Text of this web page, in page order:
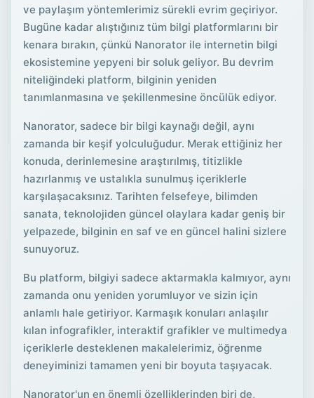
ve paylaşım yöntemlerimiz sürekli evrim geçiriyor.
Bugüne kadar alıştığınız tüm bilgi platformlarını bir
kenara bırakın, çünkü Nanorator ile internetin bilgi
ekosistemine yepyeni bir soluk geliyor. Bu devrim
niteliğindeki platform, bilginin yeniden
tanımlanmasına ve şekillenmesine öncülük ediyor.
Nanorator, sadece bir bilgi kaynağı değil, aynı
zamanda bir keşif yolculuğudur. Merak ettiğiniz her
konuda, derinlemesine araştırılmış, titizlikle
hazırlanmış ve ustalıkla sunulmuş içeriklerle
karşılaşacaksınız. Tarihten felsefeye, bilimden
sanata, teknolojiden güncel olaylara kadar geniş bir
yelpazede, bilginin en saf ve en güncel halini sizlere
sunuyoruz.
Bu platform, bilgiyi sadece aktarmakla kalmıyor, aynı
zamanda onu yeniden yorumluyor ve sizin için
anlamlı hale getiriyor. Karmaşık konuları anlaşılır
kılan infografikler, interaktif grafikler ve multimedya
içeriklerle desteklenen makalelerimiz, öğrenme
deneyiminizi tamamen yeni bir boyuta taşıyacak.
Nanorator'un en önemli özelliklerinden biri de,